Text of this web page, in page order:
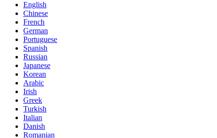
English
Chinese
French
German
Portuguese
Spanish
Russian
Japanese
Korean
Arabic
Irish
Greek
Turkish
Italian
Danish
Romanian